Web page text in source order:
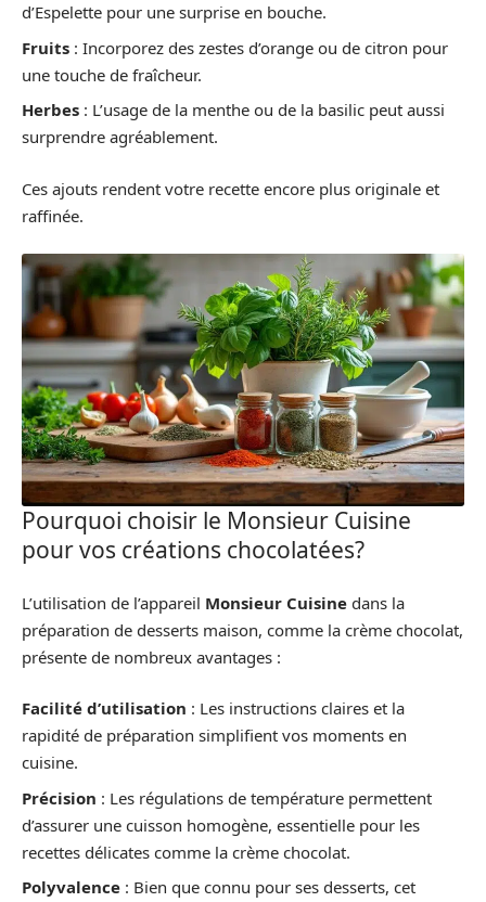
d’Espelette pour une surprise en bouche.
Fruits : Incorporez des zestes d’orange ou de citron pour
une touche de fraîcheur.
Herbes : L’usage de la menthe ou de la basilic peut aussi
surprendre agréablement.
Ces ajouts rendent votre recette encore plus originale et
raffinée.
Pourquoi choisir le Monsieur Cuisine
pour vos créations chocolatées?
L’utilisation de l’appareil Monsieur Cuisine dans la
préparation de desserts maison, comme la crème chocolat,
présente de nombreux avantages :
Facilité d’utilisation : Les instructions claires et la
rapidité de préparation simplifient vos moments en
cuisine.
Précision : Les régulations de température permettent
d’assurer une cuisson homogène, essentielle pour les
recettes délicates comme la crème chocolat.
Polyvalence : Bien que connu pour ses desserts, cet